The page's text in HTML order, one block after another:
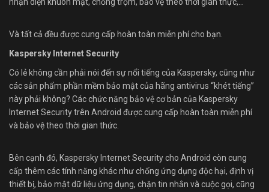
nhận diện khuôn mặt, chống trộm, bảo vệ theo thời gian thực,…
Và tất cả đều được cung cấp hoàn toàn miễn phí cho bạn.
Kaspersky Internet Security
Có lẻ không cần phải nói đến sự nổi tiếng của Kaspersky, cũng như
các sản phẩm phần mềm bảo mật của hãng antivirus “khét tiếng”
này phải không? Các chức năng bảo vệ cơ bản của Kaspersky
Internet Security trên Android được cung cấp hoàn toàn miễn phí
và bảo vệ theo thời gian thức.
Bên cạnh đó, Kaspersky Internet Security cho Android còn cung
cấp thêm các tính năng khác như chống ứng dụng độc hại, định vị
thiết bị, bảo mật dữ liệu ứng dụng, chặn tin nhắn và cuộc gọi, cũng